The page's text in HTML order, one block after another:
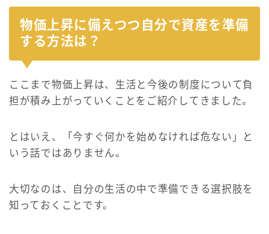
物価上昇に備えつつ自分で資産を準備
する方法は？
ここまで物価上昇は、生活と今後の制度について負
担が積み上がっていくことをご紹介してきました。
とはいえ、「今すぐ何かを始めなければ危ない」と
いう話ではありません。
大切なのは、自分の生活の中で準備できる選択肢を
知っておくことです。